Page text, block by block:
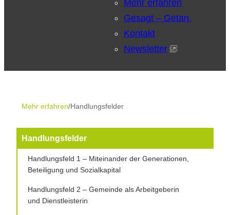
Mehr erfahren
Gesagt – Getan.
Kontakt
Newsletter
Mehr erfahren/Handlungsfelder
Handlungsfelder
Handlungsfeld 1 – Miteinander der Generationen,
Beteiligung und Sozialkapital
Handlungsfeld 2 – Gemeinde als Arbeitgeberin
und Dienstleisterin